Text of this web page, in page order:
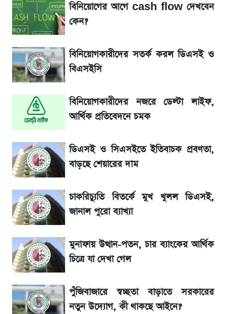
জেনে নিন আজকের সোনা ও রুপার সর্বশেষ দাম
আগামীকালই স্পষ্ট হবে এসএসসি ফল প্রকাশের
তারিখ
তাপমাত্রা নিয়ে নতুন পূর্বাভাস দিল আবহাওয়া অফিস
৬ আগস্ট দেশের বাজারে স্বর্ণের দাম
রবির বড় সাফল্য! আয় কম বাড়লেও রেকর্ড মুনাফা ও
গ্রাহক বৃদ্ধি
শেয়ার বিজকে লিগ্যাল নোটিশ পাঠাল রবি, শুরু নতুন
বিতর্ক
সৌদিতে বাংলাদেশিদের আকামা নবায়নে বদলে গেল
নিয়ম
বিনিয়োগের আগে cash flow দেখবেন
কেন?
বিনিয়োগকারীদের সতর্ক করল ডিএসই ও
বিএসইসি
বিনিয়োগকারীদের নজরে ডেল্টা লাইফ,
আর্থিক প্রতিবেদনে চমক
ডিএসই ও সিএসইতে ইতিবাচক প্রবণতা,
বাড়ছে শেয়ারের দাম
চাকরিচ্যুতি বিতর্কে মুখ খুলল ডিএসই,
জানাল পুরো ব্যাখ্যা
মুনাফায় উত্থান-পতন, চার ব্যাংকের আর্থিক
চিত্রে যা দেখা গেল
পুঁজিবাজারে স্বচ্ছতা বাড়াতে সরকারের
নতুন উদ্যোগ, কী থাকছে আইনে?